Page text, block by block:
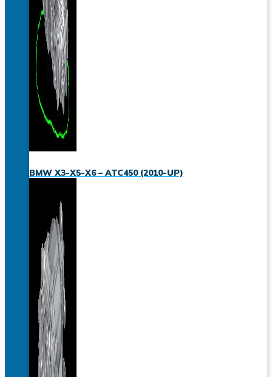
BMW X3-X5-X6 – ATC450 (2010-UP)